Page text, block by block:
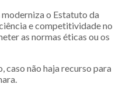
o Estatuto da
e competitividade no
as normas éticas ou os
caso não haja recurso para